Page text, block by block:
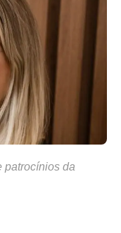
patrocínios da